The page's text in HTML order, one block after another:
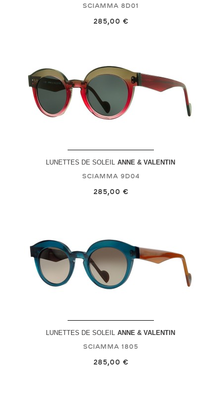
Sciamma 8D01
285,00 €
LUNETTES DE SOLEIL ANNE & VALENTIN
Sciamma 9D04
285,00 €
LUNETTES DE SOLEIL ANNE & VALENTIN
Sciamma 1805
285,00 €